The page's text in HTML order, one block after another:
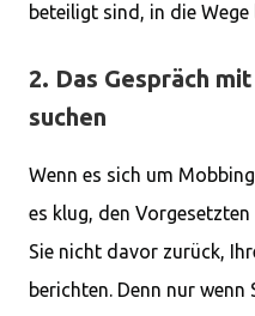
beteiligt sind, in die Wege
2. Das Gespräch
suchen
Wenn es sich um
es klug, den
Sie nicht davor zurück,
berichten. Denn nur